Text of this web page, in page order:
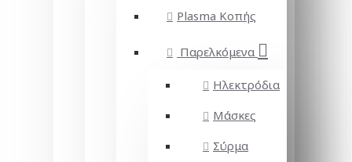
Plasma Κοπής
Παρελκόμενα
Ηλεκτρόδια
Μάσκες
Σύρμα